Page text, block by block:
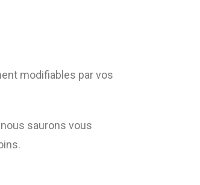
modifiables par vos
saurons vous